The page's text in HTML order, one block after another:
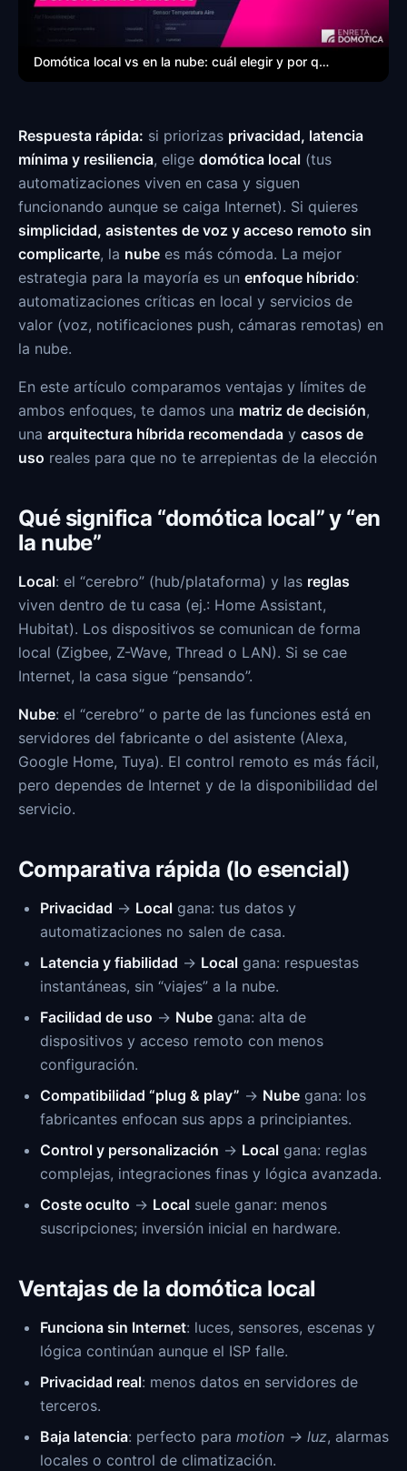
Domótica local vs en la nube: cuál elegir y por qué (guía clara)
Respuesta rápida: si priorizas privacidad, latencia
mínima y resiliencia, elige domótica local (tus
automatizaciones viven en casa y siguen
funcionando aunque se caiga Internet). Si quieres
simplicidad, asistentes de voz y acceso remoto sin
complicarte, la nube es más cómoda. La mejor
estrategia para la mayoría es un enfoque híbrido:
automatizaciones críticas en local y servicios de
valor (voz, notificaciones push, cámaras remotas) en
la nube.
En este artículo comparamos ventajas y límites de
ambos enfoques, te damos una matriz de decisión,
una arquitectura híbrida recomendada y casos de
uso reales para que no te arrepientas de la elección
Qué significa “domótica local” y “en
la nube”
Local: el “cerebro” (hub/plataforma) y las reglas
viven dentro de tu casa (ej.: Home Assistant,
Hubitat). Los dispositivos se comunican de forma
local (Zigbee, Z-Wave, Thread o LAN). Si se cae
Internet, la casa sigue “pensando”.
Nube: el “cerebro” o parte de las funciones está en
servidores del fabricante o del asistente (Alexa,
Google Home, Tuya). El control remoto es más fácil,
pero dependes de Internet y de la disponibilidad del
servicio.
Comparativa rápida (lo esencial)
Privacidad → Local gana: tus datos y
automatizaciones no salen de casa.
Latencia y fiabilidad → Local gana: respuestas
instantáneas, sin “viajes” a la nube.
Facilidad de uso → Nube gana: alta de
dispositivos y acceso remoto con menos
configuración.
Compatibilidad “plug & play” → Nube gana: los
fabricantes enfocan sus apps a principiantes.
Control y personalización → Local gana: reglas
complejas, integraciones finas y lógica avanzada.
Coste oculto → Local suele ganar: menos
suscripciones; inversión inicial en hardware.
Ventajas de la domótica local
Funciona sin Internet: luces, sensores, escenas y
lógica continúan aunque el ISP falle.
Privacidad real: menos datos en servidores de
terceros.
Baja latencia: perfecto para motion → luz, alarmas
locales o control de climatización.